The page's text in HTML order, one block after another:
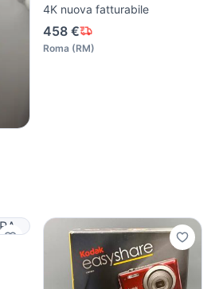
4K nuova fatturabile
458 €
Roma (RM)